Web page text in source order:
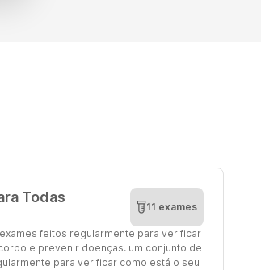
Todas
11 exames
feitos regularmente para verificar
e prevenir doenças. um conjunto de
para verificar como está o seu